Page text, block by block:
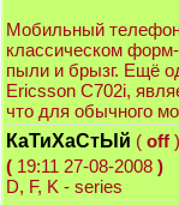
Мобильный
классическом
пыли и брызг. Ещё
Ericsson C702i,
что для обычного
КаТиХаСтЫй ( off )
( 19:11 27-08-2008 )
D, F, K - series